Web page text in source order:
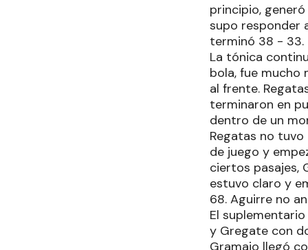
principio,
supo responder
terminó 38 - 33.
La tónica
bola, fue mucho
al frente.
terminaron en
dentro de un
Regatas no
de juego y
ciertos pasajes,
estuvo claro y
68. Aguirre no
El
y Gregate con
Gramajo llegó